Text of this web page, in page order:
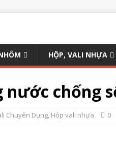
HỘP, VALI NHỰA
nước chống
Chuyên Dụng, Hộp vali nhựa 0